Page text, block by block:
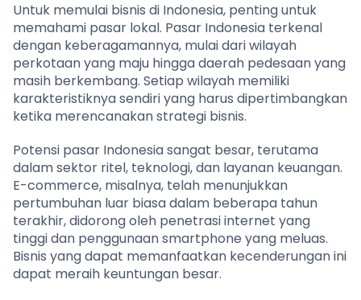
Untuk memulai bisnis di Indonesia, penting untuk
memahami pasar lokal. Pasar Indonesia terkenal
dengan keberagamannya, mulai dari wilayah
perkotaan yang maju hingga daerah pedesaan yang
masih berkembang. Setiap wilayah memiliki
karakteristiknya sendiri yang harus dipertimbangkan
ketika merencanakan strategi bisnis.
Potensi pasar Indonesia sangat besar, terutama
dalam sektor ritel, teknologi, dan layanan keuangan.
E-commerce, misalnya, telah menunjukkan
pertumbuhan luar biasa dalam beberapa tahun
terakhir, didorong oleh penetrasi internet yang
tinggi dan penggunaan smartphone yang meluas.
Bisnis yang dapat memanfaatkan kecenderungan ini
dapat meraih keuntungan besar.